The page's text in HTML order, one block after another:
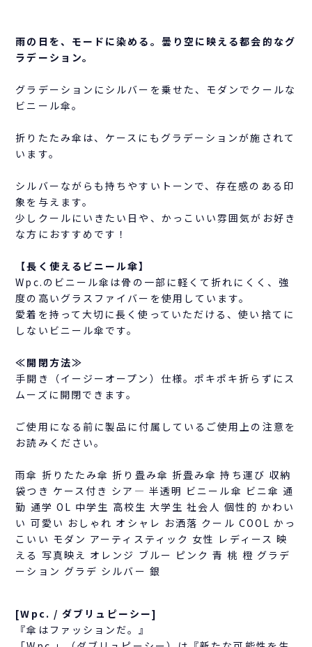
雨の日を、モードに染める。曇り空に映える都会的なグ
ラデーション。
グラデーションにシルバーを乗せた、モダンでクールな
ビニール傘。
折りたたみ傘は、ケースにもグラデーションが施されて
います。
シルバーながらも持ちやすいトーンで、存在感のある印
象を与えます。
少しクールにいきたい日や、かっこいい雰囲気がお好き
な方におすすめです！
【長く使えるビニール傘】
Wpc.のビニール傘は骨の一部に軽くて折れにくく、強
度の高いグラスファイバーを使用しています。
愛着を持って大切に長く使っていただける、使い捨てに
しないビニール傘です。
≪開閉方法≫
手開き（イージーオープン）仕様。ポキポキ折らずにス
ムーズに開閉できます。
ご使用になる前に製品に付属しているご使用上の注意を
お読みください。
雨傘 折りたたみ傘 折り畳み傘 折畳み傘 持ち運び 収納
袋つき ケース付き シア― 半透明 ビニール傘 ビニ傘 通
勤 通学 OL 中学生 高校生 大学生 社会人 個性的 かわい
い 可愛い おしゃれ オシャレ お洒落 クール COOL かっ
こいい モダン アーティスティック 女性 レディース 映
える 写真映え オレンジ ブルー ピンク 青 桃 橙 グラデ
ーション グラデ シルバー 銀
[Wpc. / ダブリュピーシー]
『傘はファッションだ。』